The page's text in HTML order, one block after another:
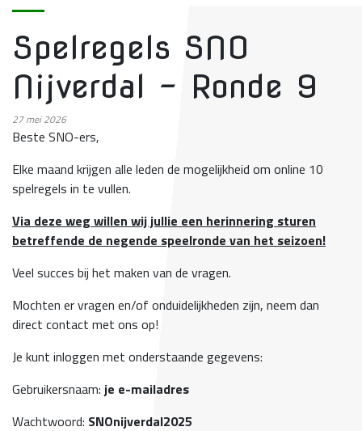
Spelregels SNO
Nijverdal - Ronde 9
27mei 2026
Beste SNO-ers,
Elke maand krijgen alle leden de mogelijkheid om online 10
spelregels in te vullen.
Via deze weg willen wij jullie een herinnering sturen
betreffende de negende speelronde van het seizoen!
Veel succes bij het maken van de vragen.
Mochten er vragen en/of onduidelijkheden zijn, neem dan
direct contact met ons op!
Je kunt inloggen met onderstaande gegevens:
Gebruikersnaam: je e-mailadres
Wachtwoord: SNOnijverdal2025